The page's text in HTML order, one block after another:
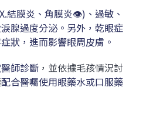
結膜炎、角膜炎👁️)、過敏、
腺過度分泌。另外，乾眼症
狀，進而影響眼周皮膚。
師診斷 ，並依據毛孩情況討
配合醫囑使用眼藥水或口服藥